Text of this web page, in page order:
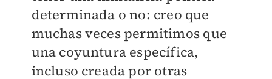
determinada o no: creo que
muchas veces permitimos que
una coyuntura específica,
incluso creada por otras